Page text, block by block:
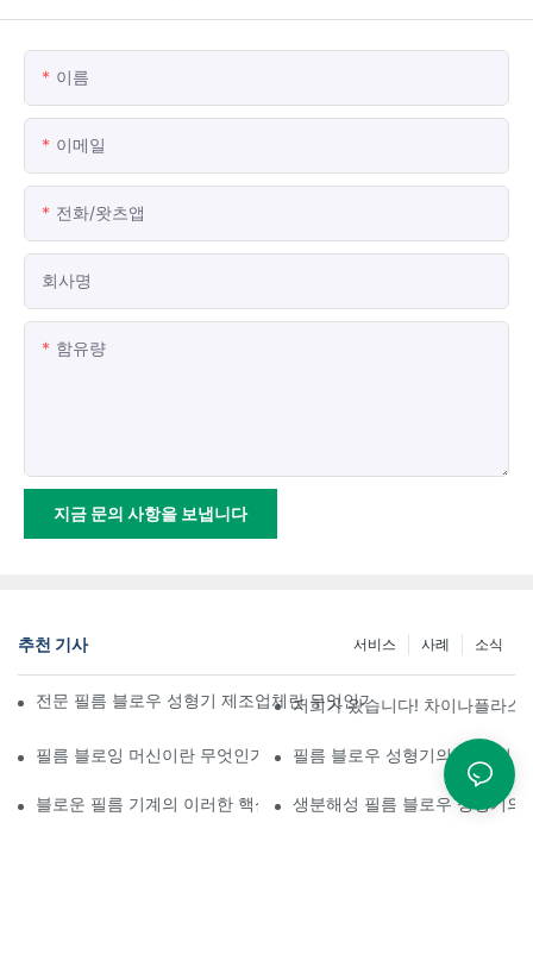
이름
이메일
전화/왓츠앱
회사명
함유량
지금 문의 사항을 보냅니다
추천 기사 소식
사례
서비스
전문 필름 블로우 성형기 제조업체란 무엇인가: 고품질 필름 제작
저희가 왔습니다! 차이나플라
필름 블로잉 머신이란 무엇인가요? 필름 블로우 성형기의 응용 및
블로운 필름 기계의 이러한 핵심적인 측면들을 간과하고 계신가요?
생분해성 필름 블로우 성형기의